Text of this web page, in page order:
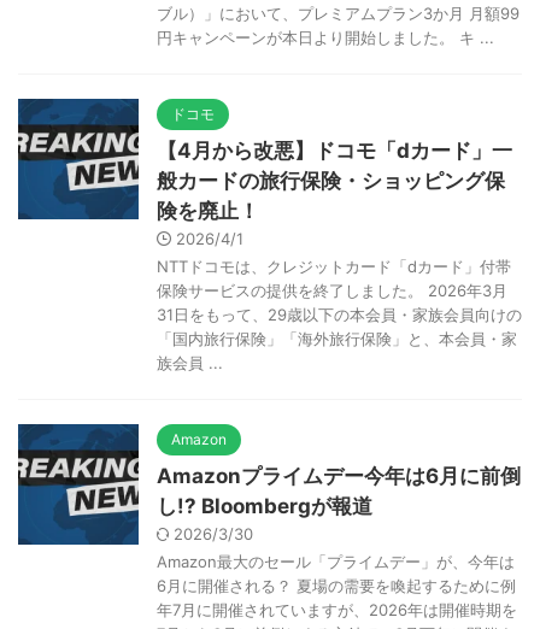
ブル）」において、プレミアムプラン3か月 月額99
円キャンペーンが本日より開始しました。 キ ...
ドコモ
【4月から改悪】ドコモ「dカード」一
般カードの旅行保険・ショッピング保
険を廃止！
2026/4/1
NTTドコモは、クレジットカード「dカード」付帯
保険サービスの提供を終了しました。 2026年3月
31日をもって、29歳以下の本会員・家族会員向けの
「国内旅行保険」「海外旅行保険」と、本会員・家
族会員 ...
Amazon
Amazonプライムデー今年は6月に前倒
し!? Bloombergが報道
2026/3/30
Amazon最大のセール「プライムデー」が、今年は
6月に開催される？ 夏場の需要を喚起するために例
年7月に開催されていますが、2026年は開催時期を